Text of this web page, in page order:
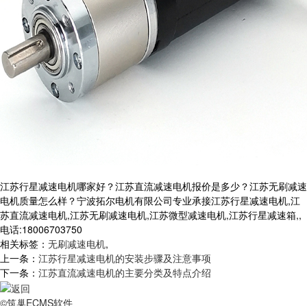
江苏行星减速电机哪家好？江苏直流减速电机报价是多少？江苏无刷减速
电机质量怎么样？宁波拓尔电机有限公司专业承接江苏行星减速电机,江
苏直流减速电机,江苏无刷减速电机,江苏微型减速电机,江苏行星减速箱,,
电话:18006703750
相关标签： 无刷减速电机,
上一条： 江苏行星减速电机的安装步骤及注意事项
下一条： 江苏直流减速电机的主要分类及特点介绍
©筑巢ECMS软件